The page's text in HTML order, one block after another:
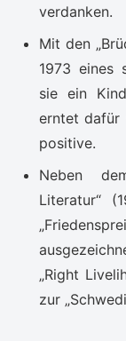
verdanken.
Mit den
1973 eines
sie ein
erntet dafür
positive.
Neben
Literatur“
„Right
zur